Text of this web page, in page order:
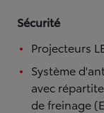
Sécurité
Projecteurs
Système
avec
de freinage